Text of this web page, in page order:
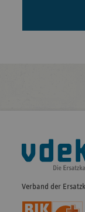
Fußleisten-
Navigation
Verband der